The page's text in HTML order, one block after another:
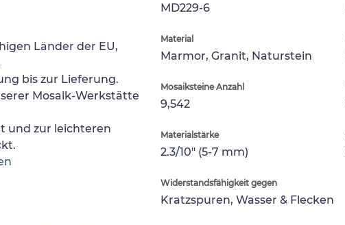
MD229-6
Material
Marmor, Granit, Naturstein
Mosaiksteine Anzahl
9,542
Materialstärke
2.3/10" (5-7 mm)
Widerstandsfähigkeit gegen
Kratzspuren, Wasser & Flecken
Länder der EU,
bis zur Lieferung.
Mosaik-Werkstätte
und zur leichteren